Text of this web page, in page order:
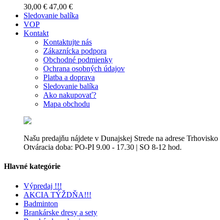
30,00 € 47,00 €
Sledovanie balíka
VOP
Kontakt
Kontaktujte nás
Zákaznícka podpora
Obchodné podmienky
Ochrana osobných údajov
Platba a doprava
Sledovanie balíka
Ako nakupovať?
Mapa obchodu
Našu predajňu nájdete v Dunajskej Strede na adrese Trhovisko
Otváracia doba: PO-PI 9.00 - 17.30 | SO 8-12 hod.
Hlavné kategórie
Výpredaj !!!
AKCIA TÝŽDŇA!!!
Badminton
Brankárske dresy a sety